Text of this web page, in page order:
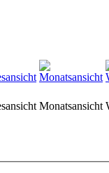
Monatsansicht